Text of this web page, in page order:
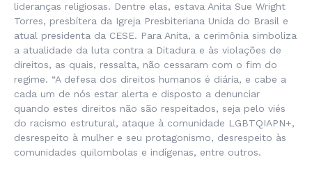
lideranças religiosas. Dentre elas, estava Anita Sue Wright
Torres, presbítera da Igreja Presbiteriana Unida do Brasil e
atual presidenta da CESE. Para Anita, a cerimônia simboliza
a atualidade da luta contra a Ditadura e às violações de
direitos, as quais, ressalta, não cessaram com o fim do
regime. “A defesa dos direitos humanos é diária, e cabe a
cada um de nós estar alerta e disposto a denunciar
quando estes direitos não são respeitados, seja pelo viés
do racismo estrutural, ataque à comunidade LGBTQIAPN+,
desrespeito à mulher e seu protagonismo, desrespeito às
comunidades quilombolas e indígenas, entre outros.